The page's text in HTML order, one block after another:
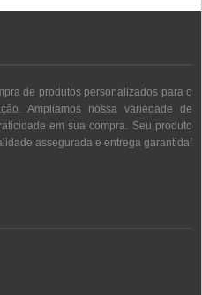
de produtos personalizados para o
Ampliamos nossa variedade de
em sua compra. Seu produto
assegurada e entrega garantida!